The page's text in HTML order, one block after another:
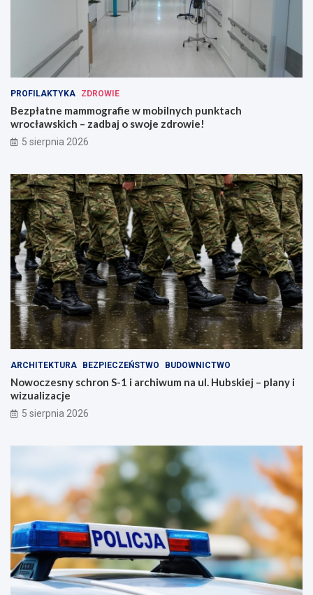
PROFILAKTYKA ZDROWIE
Bezpłatne mammografie w mobilnych punktach
wrocławskich – zadbaj o swoje zdrowie!
5 sierpnia 2026
ARCHITEKTURA BEZPIECZEŃSTWO BUDOWNICTWO
Nowoczesny schron S-1 i archiwum na ul. Hubskiej – plany i
wizualizacje
5 sierpnia 2026